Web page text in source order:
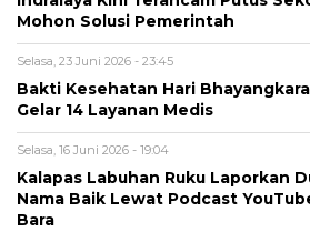
Mohon Solusi Pemerintah
Selasa, 23 Juni 2026 - 23:45
Bakti Kesehatan Hari
Gelar 14 Layanan Medis
Selasa, 16 Juni 2026 - 19:04
Kalapas Labuhan Ruku Laporkan
Nama Baik Lewat Podcast
Bara